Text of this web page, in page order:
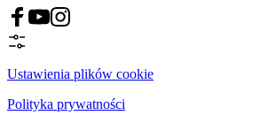
Ustawienia plików cookie
Polityka prywatności